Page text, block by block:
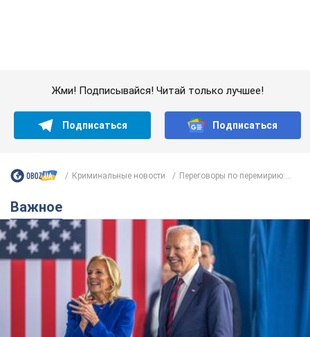
Супруга тяжелобольного Джо Байдена
назвала первый симптом, который
сигнализировал о его "агрессивном" раке
Сначала врачи не обратили на это должного внимания
12 часов назад 15,0 т.